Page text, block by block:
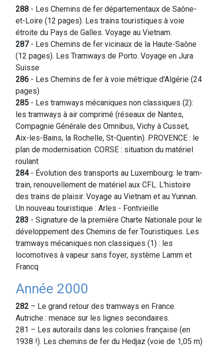
288 - Les Chemins de fer départementaux de Saône-
et-Loire (12 pages). Les trains touristiques à voie
étroite du Pays de Galles. Voyage au Vietnam.
287- Les Chemins de fer vicinaux de la Haute-Saône
(12 pages). Les Tramways de Porto. Voyage en Jura
Suisse
286 - Les Chemins de fer à voie métrique d'Algérie (24
pages)
285 - Les tramways mécaniques non classiques (2):
les tramways à air comprimé (réseaux de Nantes,
Compagnie Générale des Omnibus, Vichy à Cusset,
Aix-les-Bains, la Rochelle, St-Quentin). PROVENCE : le
plan de modernisation. CORSE : situation du matériel
roulant
284- Évolution des transports au Luxembourg: le tram-
train, renouvellement de matériel aux CFL. L'histoire
des trains de plaisir. Voyage au Vietnam et au Yunnan.
Un nouveau touristique : Arles - Fontvieille
283 - Signature de la première Charte Nationale pour le
développement des Chemins de fer Touristiques. Les
tramways mécaniques non classiques (1) : les
locomotives à vapeur sans foyer, système Lamm et
Francq
Année 2000
282 – Le grand retour des tramways en France.
Autriche : menace sur les lignes secondaires.
281 – Les autorails dans les colonies française (en
1938 !). Les chemins de fer du Hedjaz (voie de 1,05 m)